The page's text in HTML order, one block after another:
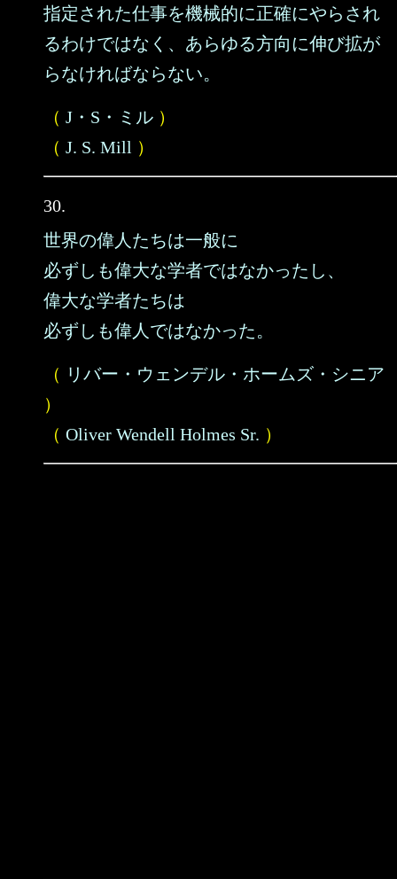
指定された仕事を機械的に正確にやらされ
るわけではなく、あらゆる方向に伸び拡が
らなければならない。
（ J・S・ミル ）
（ J. S. Mill ）
30.
世界の偉人たちは一般に
必ずしも偉大な学者ではなかったし、
偉大な学者たちは
必ずしも偉人ではなかった。
（ リバー・ウェンデル・ホームズ・シニア
）
（ Oliver Wendell Holmes Sr. ）